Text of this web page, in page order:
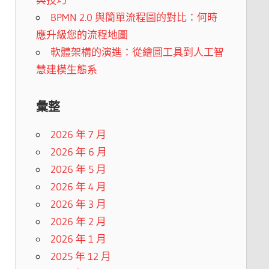
BPMN 2.0 與簡單流程圖的對比：何時
應升級您的流程地圖
軟體架構的演進：從繪圖工具到人工智
慧建模生態系
彙整
2026 年 7 月
2026 年 6 月
2026 年 5 月
2026 年 4 月
2026 年 3 月
2026 年 2 月
2026 年 1 月
2025 年 12 月